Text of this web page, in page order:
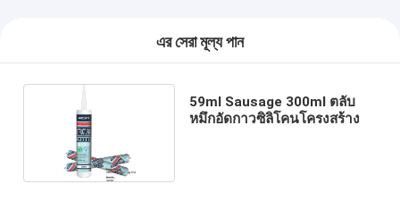
এর সেরা মূল্য পান
59ml Sausage 300ml ตลับ
หมึกอัดกาวซิลิโคนโครงสร้าง